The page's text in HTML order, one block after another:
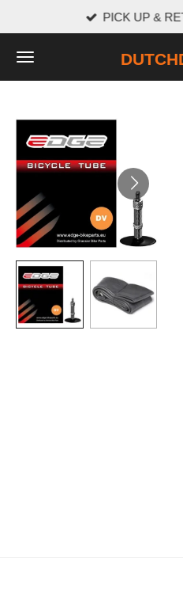
naar
de
PICK UP &